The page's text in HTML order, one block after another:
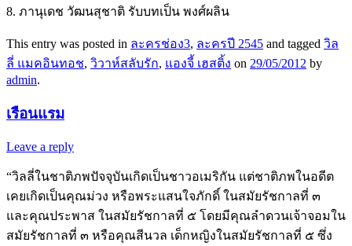
8. ภานุเดช วัฒนสุชาติ รับบทเป็น พงศ์ผลิน
This entry was posted in ละครช่อง3, ละครปี 2545 and tagged วิล
ลี่ แมคอินทอช, วิวาห์สลับรัก, แองจี้ เฮสติ้ง on 29/05/2012 by
admin.
เรือนแรม
Leave a reply
“วิลลี่ในชาติภพปัจจุบันเกิดเป็นชาวอเมริกัน แต่ชาติภพในอดีต
เคยเกิดเป็นคุณม่วง หรือพระแสนใจภักดิ์ ในสมัยรัชกาลที่ ๓
และคุณประพาส ในสมัยรัชกาลที่ ๕ โดยมีคุณลำดวนเจ้าจอมใน
สมัยรัชกาลที่ ๓ หรือคุณสีนวล เด็กหญิงในสมัยรัชกาลที่ ๕ ซึ่ง